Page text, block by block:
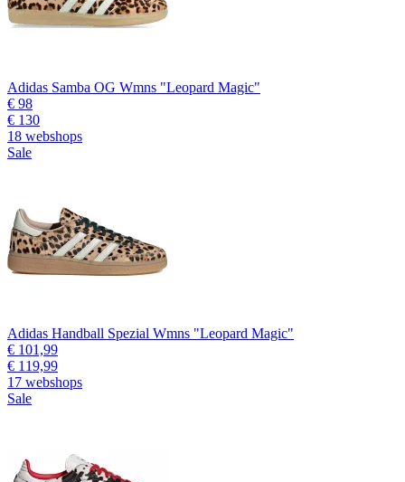
Adidas Samba OG Wmns "Leopard Magic"
€ 98
€ 130
18 webshops
Sale
Adidas Handball Spezial Wmns "Leopard Magic"
€ 101,99
€ 119,99
17 webshops
Sale